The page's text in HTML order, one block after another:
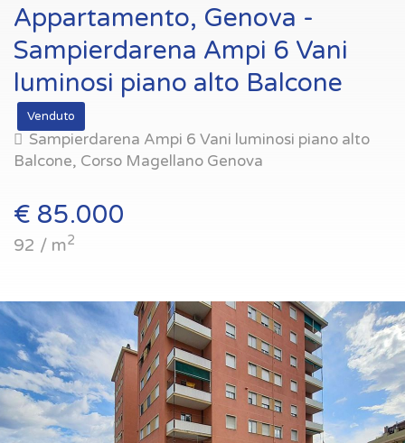
Appartamento, Genova -
Sampierdarena Ampi 6 Vani
luminosi piano alto Balcone
Venduto
Sampierdarena Ampi 6 Vani luminosi piano alto
Balcone, Corso Magellano Genova
€ 85.000
92 / m2